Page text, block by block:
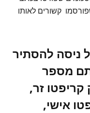
קשורים לאותו
ניסה להסתיר
מספר
זר,
אישי,